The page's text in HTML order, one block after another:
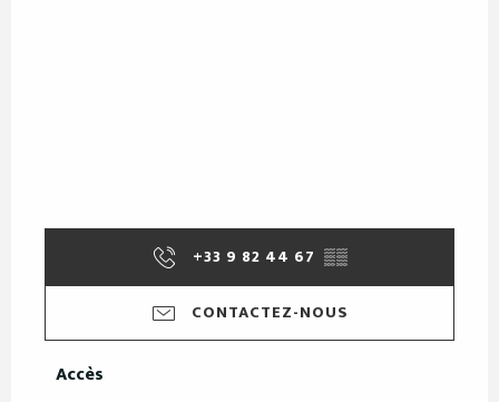
+33 9 82 44 67 ▒▒
CONTACTEZ-NOUS
Accès
Accès